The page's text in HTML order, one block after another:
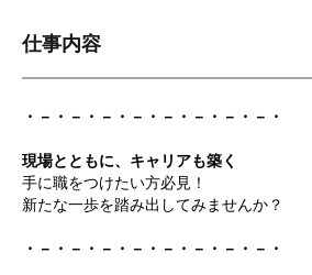
仕事内容
・－・－・－・－・－・－・－・－・
現場とともに、キャリアも築く
手に職をつけたい方必見！
新たな一歩を踏み出してみませんか？
・－・－・－・－・－・－・－・－・